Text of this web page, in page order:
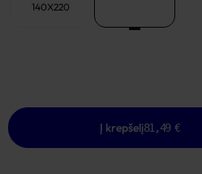
140X220
Į krepšelį81,49 €